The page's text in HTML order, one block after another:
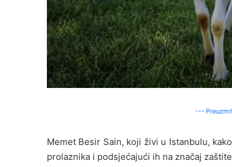
---
Memet Besir Sain, koji živi u Istanbulu,
prolaznika i podsjećajući ih na značaj zaštite